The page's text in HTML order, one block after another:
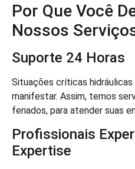
Por Que Você
Nossos
Suporte 24 Horas
Situações críticas
manifestar. Assim, temos
feriados, para atender suas
Profissionais
Expertise